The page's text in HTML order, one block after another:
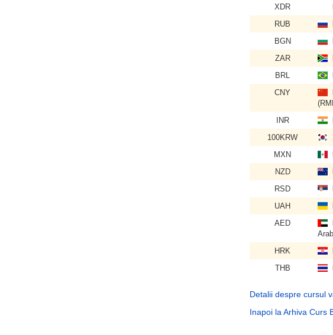
XDR
RUB
BGN
ZAR
BRL
CNY
INR
100KRW
MXN
NZD
RSD
UAH
AED
HRK
THB
Detalii despre cursul
Inapoi la Arhiva Curs